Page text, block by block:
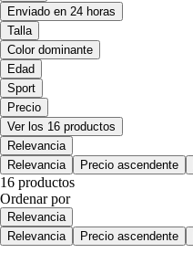
Enviado en 24 horas
Talla
Color dominante
Edad
Sport
Precio
Ver los 16 productos
Relevancia
Relevancia
Precio ascendente
16 productos
Ordenar por
Relevancia
Relevancia
Precio ascendente